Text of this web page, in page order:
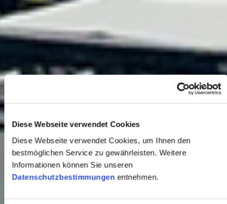
Diese Webseite verwendet Cookies
Diese Webseite verwendet Cookies, um Ihnen den
bestmöglichen Service zu gewährleisten. Weitere
Informationen können Sie unseren
Datenschutzbestimmungenentnehmen.